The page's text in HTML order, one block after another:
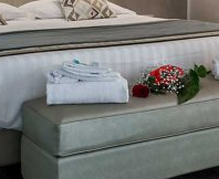
Romantic
di 15,00 euro